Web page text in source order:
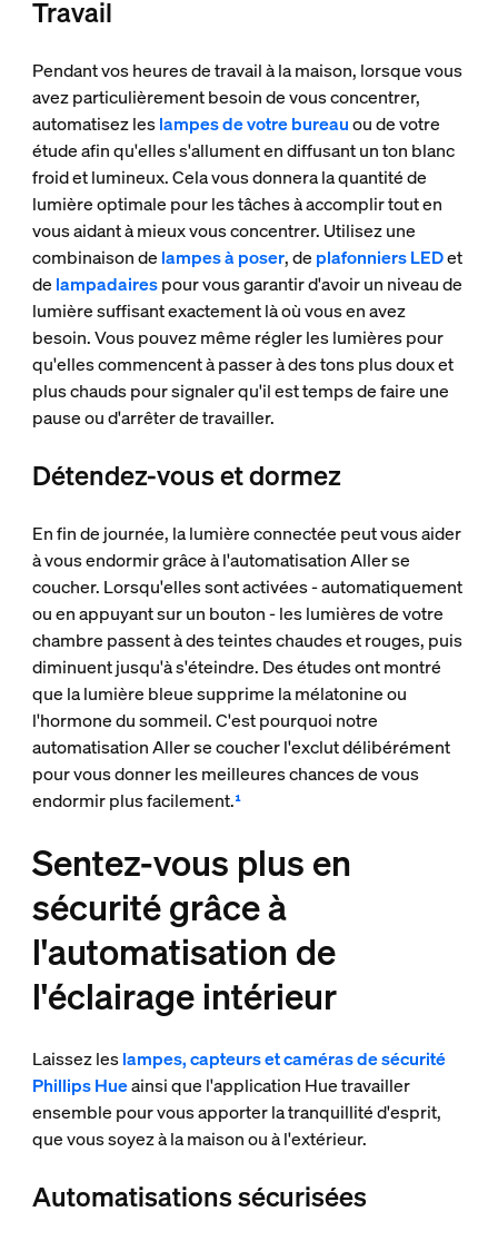
Travail
Pendant vos heures de travail à la maison, lorsque vous
avez particulièrement besoin de vous concentrer,
automatisez leslampes de votre bureauou de votre
étude afin qu'elles s'allument en diffusant un ton blanc
froid et lumineux. Cela vous donnera la quantité de
lumière optimale pour les tâches à accomplir tout en
vous aidant à mieux vous concentrer. Utilisez une
combinaison de lampes à poser, de plafonniers LEDet
de lampadairespour vous garantir d'avoir un niveau de
lumière suffisant exactement là où vous en avez
besoin. Vous pouvez même régler les lumières pour
qu'elles commencent à passer à des tons plus doux et
plus chauds pour signaler qu'il est temps de faire une
pause ou d'arrêter de travailler.
Détendez-vous et dormez
En fin de journée, la lumière connectée peut vous aider
à vous endormir grâce à l'automatisation Aller se
coucher. Lorsqu'elles sont activées - automatiquement
ou en appuyant sur un bouton - les lumières de votre
chambre passent à des teintes chaudes et rouges, puis
diminuent jusqu'à s'éteindre. Des études ont montré
que la lumière bleue supprime la mélatonine ou
l'hormone du sommeil. C'est pourquoi notre
automatisation Aller se coucher l'exclut délibérément
pour vous donner les meilleures chances de vous
endormir plus facilement.¹
Sentez-vous plus en
sécurité grâce à
l'automatisation de
l'éclairage intérieur
Laissez leslampes, capteurs et caméras de sécurité
Phillips Hueainsi que l'application Hue travailler
ensemble pour vous apporter la tranquillité d'esprit,
que vous soyez à la maison ou à l'extérieur.
Automatisations sécurisées